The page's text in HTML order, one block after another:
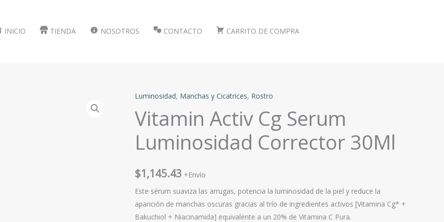
INICIO TIENDA NOSOTROS CONTACTO CARRITO DE COMPRA
Luminosidad, Manchas y Cicatrices, Rostro
Vitamin Activ Cg Serum
Luminosidad Corrector 30Ml
$1,145.43 +Envío
Este sérum suaviza las arrugas, potencia la luminosidad de la piel y reduce la
aparición de manchas oscuras gracias al trío de ingredientes activos [Vitamina Cg* +
Bakuchiol + Niacinamida] equivalente a un 20% de Vitamina C Pura.